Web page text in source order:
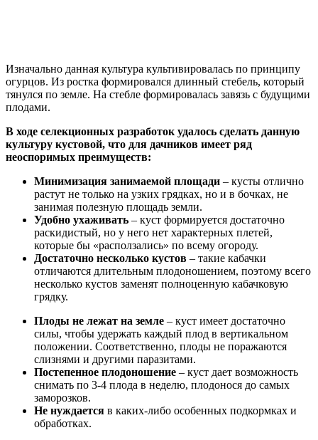
Изначально данная культура культивировалась по принципу
огурцов. Из ростка формировался длинный стебель, который
тянулся по земле. На стебле формировалась завязь с будущими
плодами.
В ходе селекционных разработок удалось сделать данную
культуру кустовой, что для дачников имеет ряд
неоспоримых преимуществ:
Минимизация занимаемой площади – кусты отлично
растут не только на узких грядках, но и в бочках, не
занимая полезную площадь земли.
Удобно ухаживать – куст формируется достаточно
раскидистый, но у него нет характерных плетей,
которые бы «расползались» по всему огороду.
Достаточно несколько кустов – такие кабачки
отличаются длительным плодоношением, поэтому всего
несколько кустов заменят полноценную кабачковую
грядку.
Плоды не лежат на земле – куст имеет достаточно
силы, чтобы удержать каждый плод в вертикальном
положении. Соответственно, плоды не поражаются
слизнями и другими паразитами.
Постепенное плодоношение – куст дает возможность
снимать по 3-4 плода в неделю, плодонося до самых
заморозков.
Не нуждается в каких-либо особенных подкормках и
обработках.